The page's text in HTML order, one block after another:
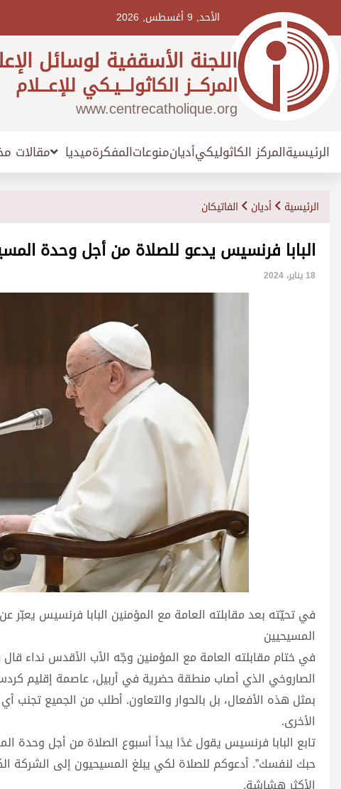
الأحد, 9 أغسطس, 2026
اللجنة الأسقفية لوسائل
المركـــز الكاثولـــيـكي للإعـــلام
www.centrecatholique.org
الرئيسيةالمركز الكاثوليكيأديانمنوعاتالمفكرةميديا مقالات
الرئيسية أديان الفاتيكان
البابا فرنسيس يدعو للصلاة من أجل وحدة
18 يناير، 2024
في تحيّته بعد مقابلته العامة مع المؤمنين البابا فرنسيس
المسيحيين
في ختام مقابلته العامة مع المؤمنين وجّه الأب الأقدس نداء
الصاروخي الذي أصاب منطقة حضرية في أربيل، عاصمة إقليم
بمثل هذه الأفعال، بل بالحوار والتعاون. أطلب من الجميع
الأخرى.
تابع البابا فرنسيس يقول غدًا يبدأ أسبوع الصلاة من أجل وحدة
حبك لنفسك”. أدعوكم للصلاة لكي يبلغ المسيحيون إلى الشركة